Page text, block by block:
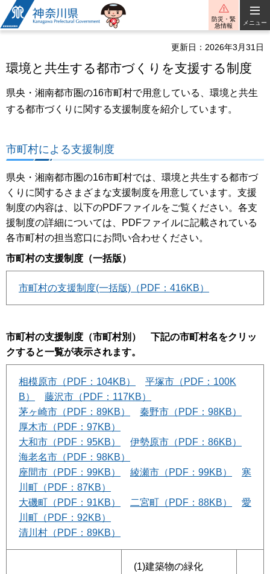
神奈川県
防災・緊
急情報
メニュー
更新日：2026年3月31日
環境と共生する都市づくりを支援する制度
県央・湘南都市圏の16市町村で用意している、環境と共生
する都市づくりに関する支援制度を紹介しています。
市町村による支援制度
県央・湘南都市圏の16市町村では、環境と共生する都市づ
くりに関するさまざまな支援制度を用意しています。支援
制度の内容は、以下のPDFファイルをご覧ください。各支
援制度の詳細については、PDFファイルに記載されている
各市町村の担当窓口にお問い合わせください。
市町村の支援制度（一括版）
市町村の支援制度(一括版)（PDF：416KB）
市町村の支援制度（市町村別） 下記の市町村名をクリッ
クすると一覧が表示されます。
相模原市（PDF：104KB）
平塚市（PDF：100K
B）
藤沢市（PDF：117KB）
茅ヶ崎市（PDF：89KB）
秦野市（PDF：98KB）
厚木市（PDF：97KB）
大和市（PDF：95KB）
伊勢原市（PDF：86KB）
海老名市（PDF：98KB）
座間市（PDF：99KB）
綾瀬市（PDF：99KB）
寒
川町（PDF：87KB）
大磯町（PDF：91KB）
二宮町（PDF：88KB）
愛
川町（PDF：92KB）
清川村（PDF：89KB）
(1)建築物の緑化